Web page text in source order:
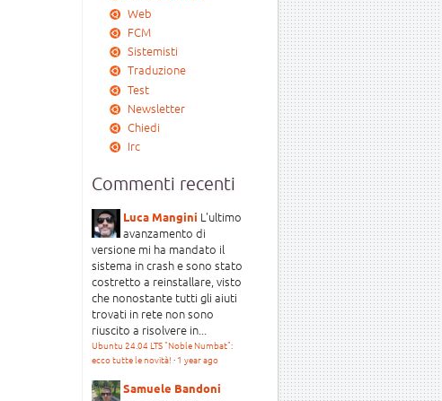
Web
FCM
Sistemisti
Traduzione
Test
Newsletter
Chiedi
Irc
Commenti recenti
Luca Mangini L'ultimo
avanzamento di
versione mi ha mandato il
sistema in crash e sono stato
costretto a reinstallare, visto
che nonostante tutti gli aiuti
trovati in rete non sono
riuscito a risolvere in...
Ubuntu 24.04 LTS "Noble Numbat":
ecco tutte le novità! · 1 year ago
Samuele Bandoni